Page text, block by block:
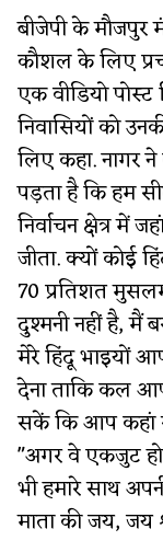
बीजेपी के मौजपुर
कौशल के लिए
एक वीडियो
निवासियों को
लिए कहा. नागर
पड़ता है कि हम
निर्वाचन क्षेत्र में
जीता. क्यों कोई
70 प्रतिशत
दुश्मनी नहीं है, मैं
मेरे हिंदू भाइयों
देना ताकि कल
सकें कि आप कहां
"अगर वे एकजुट
भी हमारे साथ
माता की जय, जय